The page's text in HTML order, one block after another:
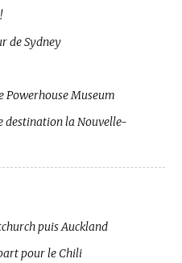
de Sydney
Powerhouse Museum
destination la Nouvelle-
puis Auckland
pour le Chili